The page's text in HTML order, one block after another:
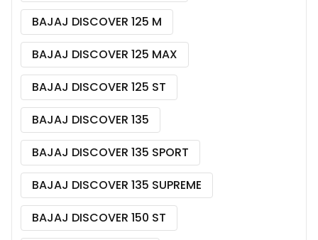
BAJAJ DISCOVER 125 M
BAJAJ DISCOVER 125 MAX
BAJAJ DISCOVER 125 ST
BAJAJ DISCOVER 135
BAJAJ DISCOVER 135 SPORT
BAJAJ DISCOVER 135 SUPREME
BAJAJ DISCOVER 150 ST